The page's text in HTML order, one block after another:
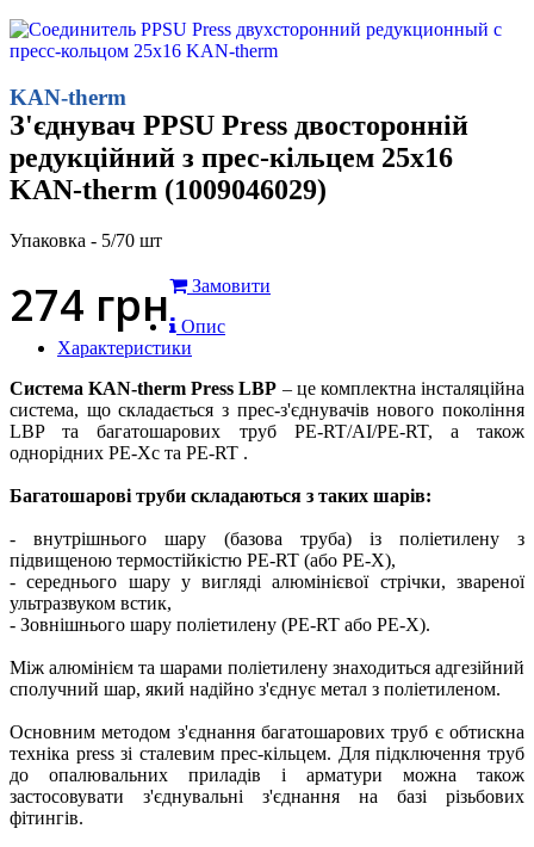
KAN-therm
З'єднувач PPSU Press двосторонній
редукційний з прес-кільцем 25х16
KAN-therm (1009046029)
Упаковка - 5/70 шт
274 грн
Замовити
Опис
Характеристики
Система KAN-therm Press LBP – це комплектна інсталяційна
система, що складається з прес-з'єднувачів нового покоління
LBP та багатошарових труб PE-RT/AI/PE-RT, а також
однорідних PE-Xc та PE-RT .
Багатошарові труби складаються з таких шарів:
- внутрішнього шару (базова труба) із поліетилену з
підвищеною термостійкістю PE-RT (або PE-X),
- середнього шару у вигляді алюмінієвої стрічки, звареної
ультразвуком встик,
- Зовнішнього шару поліетилену (PE-RT або PE-X).
Між алюмінієм та шарами поліетилену знаходиться адгезійний
сполучний шар, який надійно з'єднує метал з поліетиленом.
Основним методом з'єднання багатошарових труб є обтискна
техніка press зі сталевим прес-кільцем. Для підключення труб
до опалювальних приладів і арматури можна також
застосовувати з'єднувальні з'єднання на базі різьбових
фітингів.